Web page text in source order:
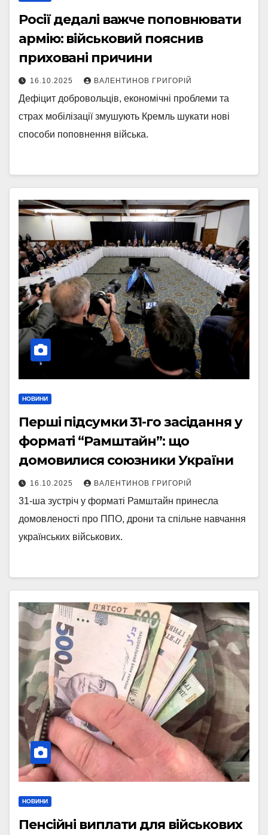
Росії дедалі важче поповнювати
армію: військовий пояснив
приховані причини
16.10.2025 ВАЛЕНТИНОВ ГРИГОРІЙ
Дефіцит добровольців, економічні проблеми та
страх мобілізації змушують Кремль шукати нові
способи поповнення війська.
НОВИНИ
Перші підсумки 31-го засідання у
форматі “Рамштайн”: що
домовилися союзники України
16.10.2025 ВАЛЕНТИНОВ ГРИГОРІЙ
31-ша зустріч у форматі Рамштайн принесла
домовленості про ППО, дрони та спільне навчання
українських військових.
НОВИНИ
Пенсійні виплати для військових